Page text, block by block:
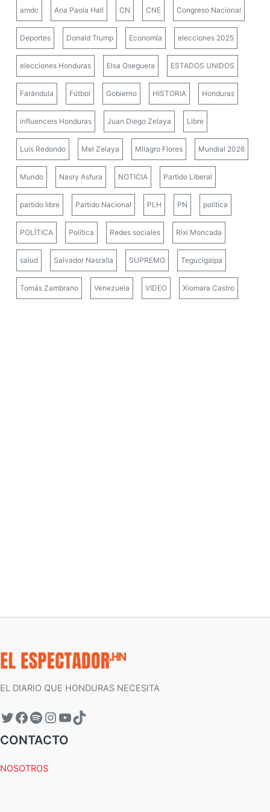
amdc Ana Paola Hall CN CNE Congreso Nacional
Deportes Donald Trump Economía elecciones 2025
elecciones Honduras Elsa Oseguera ESTADOS UNIDOS
Farándula Fútbol Gobierno HISTORIA Honduras
influencers Honduras Juan Diego Zelaya Libre
Luis Redondo Mel Zelaya Milagro Flores Mundial 2026
Mundo Nasry Asfura NOTICIA Partido Liberal
partido libre Partido Nacional PLH PN politica
POLÍTICA Política Redes sociales Rixi Moncada
salud Salvador Nasralla SUPREMO Tegucigalpa
Tomás Zambrano Venezuela VIDEO Xiomara Castro
EL DIARIO QUE HONDURAS NECESITA
CONTACTO
NOSOTROS